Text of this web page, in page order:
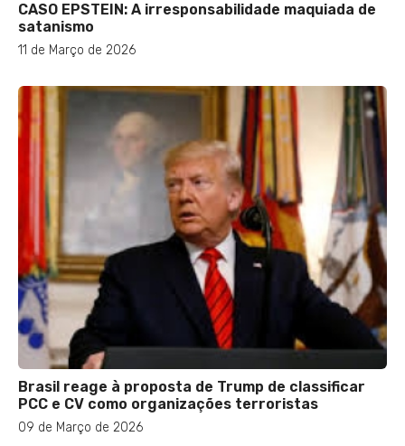
CASO EPSTEIN: A irresponsabilidade maquiada de
satanismo
11 de Março de 2026
Brasil reage à proposta de Trump de classificar
PCC e CV como organizações terroristas
09 de Março de 2026